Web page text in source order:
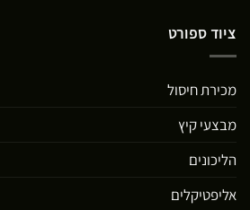
ציוד ספורט
מכירת חיסול
מבצעי קיץ
הליכונים
אליפטיקלים